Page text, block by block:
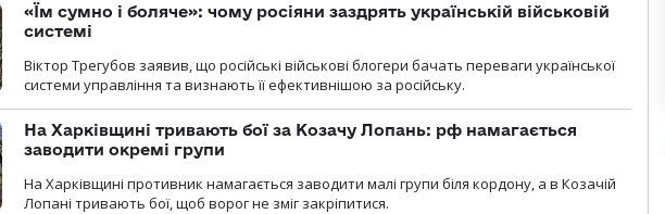
«Їм сумно і боляче»: чому росіяни заздрять українській військовій
системі
Віктор Трегубов заявив, що російські військові блогери бачать переваги української
системи управління та визнають її ефективнішою за російську.
На Харківщині тривають бої за Козачу Лопань: рф намагається
заводити окремі групи
На Харківщині противник намагається заводити малі групи біля кордону, а в Козачій
Лопані тривають бої, щоб ворог не зміг закріпитися.